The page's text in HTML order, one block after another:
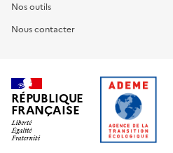
Nos outils
Nous contacter
RÉPUBLIQUE
FRANÇAISE